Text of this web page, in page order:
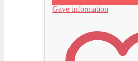
Gave information